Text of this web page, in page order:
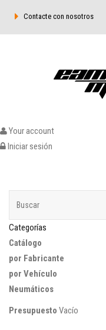
Contacte con nosotros
Your account
Iniciar sesión
Categorías
Catálogo
por Fabricante
por Vehículo
Neumáticos
Presupuesto Vacío